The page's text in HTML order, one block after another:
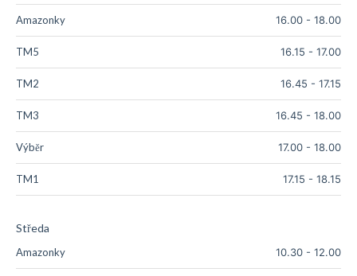
Amazonky 16.00 - 18.00
TM5 16.15 - 17.00
TM2 16.45 - 17.15
TM3 16.45 - 18.00
Výběr 17.00 - 18.00
TM1 17.15 - 18.15
Středa
Amazonky 10.30 - 12.00